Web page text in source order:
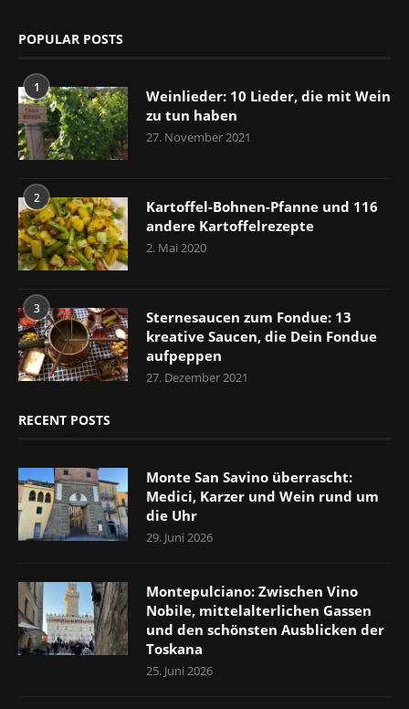
POPULAR POSTS
1
Weinlieder: 10 Lieder, die mit Wein
zu tun haben
27. November 2021
2
Kartoffel-Bohnen-Pfanne und 116
andere Kartoffelrezepte
2. Mai 2020
3
Sternesaucen zum Fondue: 13
kreative Saucen, die Dein Fondue
aufpeppen
27. Dezember 2021
RECENT POSTS
Monte San Savino überrascht:
Medici, Karzer und Wein rund um
die Uhr
29. Juni 2026
Montepulciano: Zwischen Vino
Nobile, mittelalterlichen Gassen
und den schönsten Ausblicken der
Toskana
25. Juni 2026